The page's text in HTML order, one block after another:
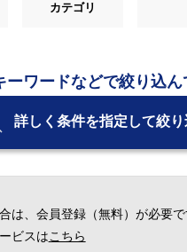
カテゴリ
ーワードなどで絞り込ん
詳しく条件を指定して絞
、会員登録（無料）が必要で
ビスはこちら